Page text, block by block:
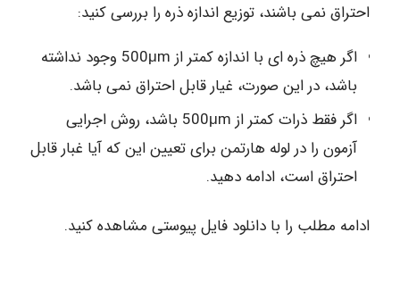
احتراق نمی باشند، توزیع اندازه ذره را بررسی کنید:
اگر هیچ ذره ای با اندازه کمتر از 500μm وجود نداشته
باشد، در این صورت، غیار قابل احتراق نمی باشد.
اگر فقط ذرات کمتر از 500μm باشد، روش اجرایی
آزمون را در لوله هارتمن برای تعیین این که آیا غبار قابل
احتراق است، ادامه دهید.
ادامه مطلب را با دانلود فایل پیوستی مشاهده کنید.